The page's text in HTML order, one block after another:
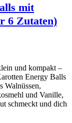
mit
6 Zutaten)
und kompakt –
Energy Balls
Walnüssen,
und Vanille,
schmeckt und dich